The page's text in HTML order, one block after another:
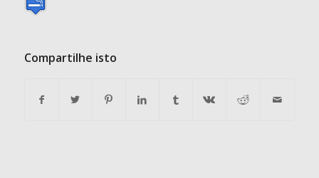
Compartilhe isto